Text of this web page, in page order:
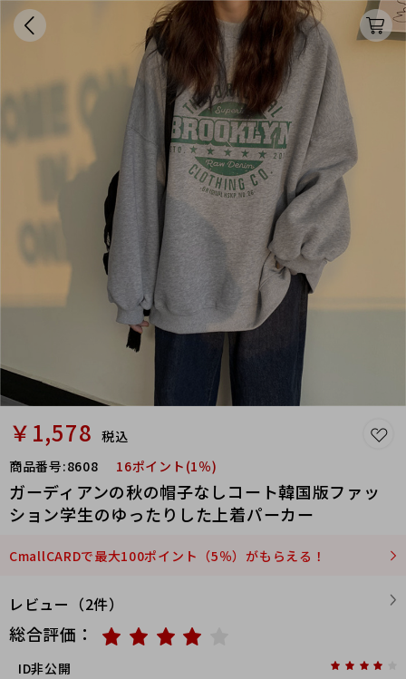
￥1,578 税込
商品番号:8608 16ポイント(1％)
ガーディアンの秋の帽子なしコート韓国版ファッ
ション学生のゆったりした上着パーカー
CmallCARDで最大100ポイント（5％）がもらえる！
レビュー（2件）
総合評価：
ID非公開